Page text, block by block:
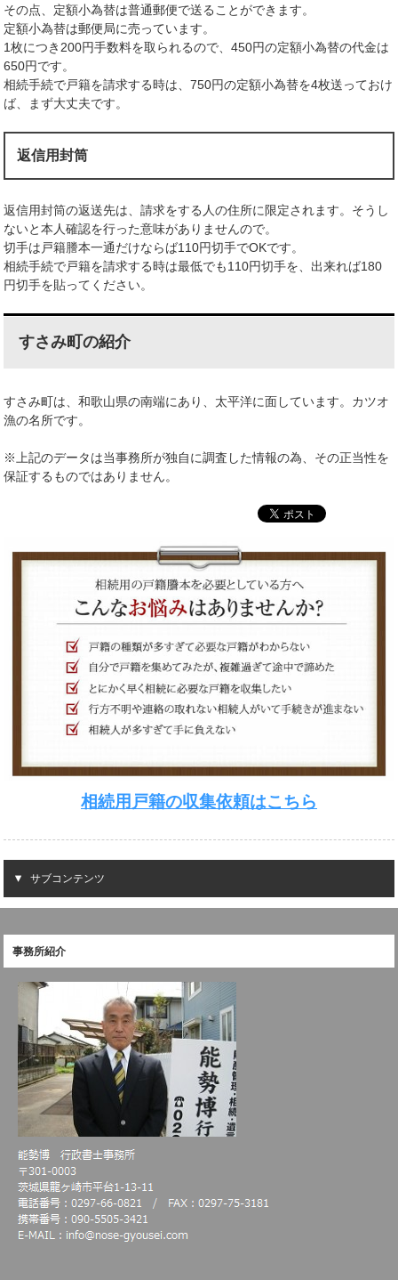
その点、定額小為替は普通郵便で送ることができます。
定額小為替は郵便局に売っています。
1枚につき200円手数料を取られるので、450円の定額小為替の代金は
650円です。
相続手続で戸籍を請求する時は、750円の定額小為替を4枚送っておけ
ば、まず大丈夫です。
返信用封筒
返信用封筒の返送先は、請求をする人の住所に限定されます。そうし
ないと本人確認を行った意味がありませんので。
切手は戸籍謄本一通だけならば110円切手でOKです。
相続手続で戸籍を請求する時は最低でも110円切手を、出来れば180
円切手を貼ってください。
すさみ町の紹介
すさみ町は、和歌山県の南端にあり、太平洋に面しています。カツオ
漁の名所です。
※上記のデータは当事務所が独自に調査した情報の為、その正当性を
保証するものではありません。
相続用戸籍の収集依頼はこちら
サブコンテンツ
事務所紹介